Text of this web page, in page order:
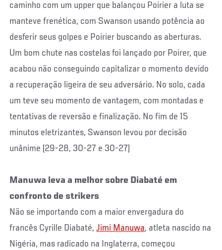
caminho com um upper que balançou Poirier a luta se
manteve frenética, com Swanson usando potência ao
desferir seus golpes e Poirier buscando as aberturas.
Um bom chute nas costelas foi lançado por Poirer, que
acabou não conseguindo capitalizar o momento devido
a recuperação ligeira de seu adversário. No solo, cada
um teve seu momento de vantagem, com montadas e
tentativas de reversão e finalização. No fim de 15
minutos eletrizantes, Swanson levou por decisão
unânime (29-28, 30-27 e 30-27)
Manuwa leva a melhor sobre Diabaté em
confronto de strikers
Não se importando com a maior envergadura do
francês Cyrille Diabaté,Jimi Manuwa, atleta nascido na
Nigéria, mas radicado na Inglaterra, começou